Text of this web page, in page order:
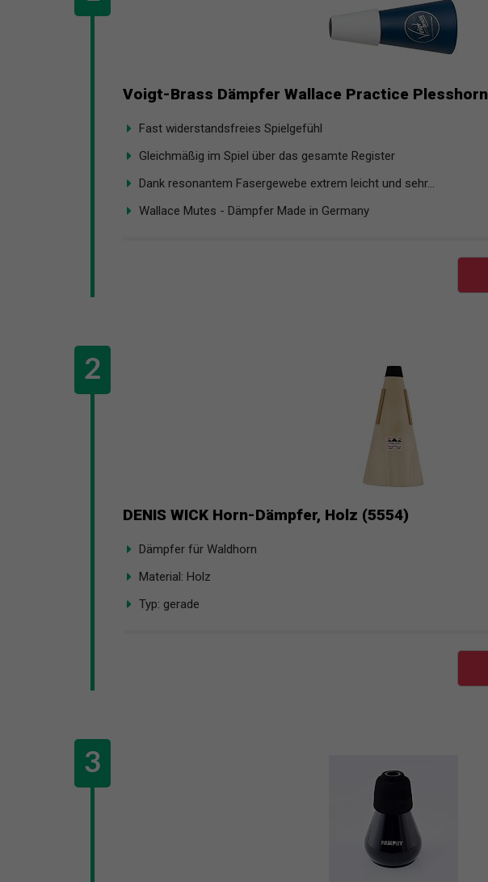
Voigt-Brass Dämpfer Wallace Practice Plesshorn
Fast widerstandsfreies Spielgefühl
Gleichmäßig im Spiel über das gesamte Register
Dank resonantem Fasergewebe extrem leicht und sehr...
Wallace Mutes - Dämpfer Made in Germany
DENIS WICK Horn-Dämpfer, Holz (5554)
Dämpfer für Waldhorn
Material: Holz
Typ: gerade